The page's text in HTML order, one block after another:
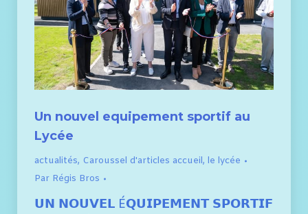
Un nouvel equipement sportif au
Lycée
actualités, Caroussel d'articles accueil, le lycée
Par Régis Bros
𝗨𝗡 𝗡𝗢𝗨𝗩𝗘𝗟 É𝗤𝗨𝗜𝗣𝗘𝗠𝗘𝗡𝗧 𝗦𝗣𝗢𝗥𝗧𝗜𝗙